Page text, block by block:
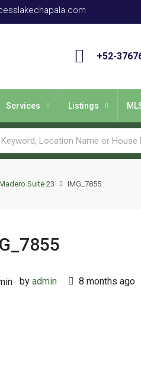
+52-
Services Listings
Suite 23 IMG_7855
by admin 8 months ago